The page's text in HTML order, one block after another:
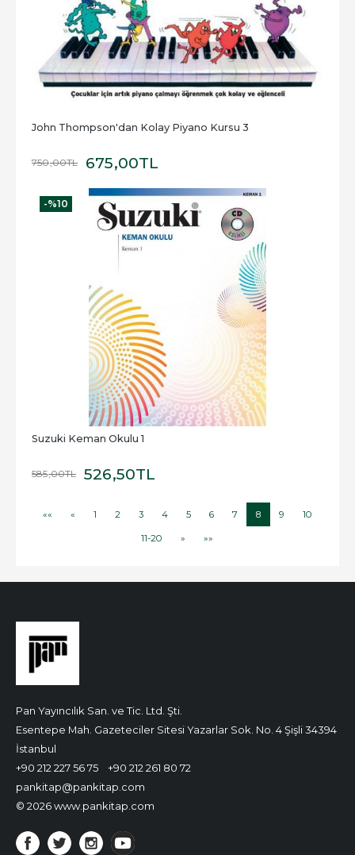
John Thompson'dan Kolay Piyano Kursu 3
750,00TL 675,00TL
-%10
Suzuki Keman Okulu 1
585,00TL 526,50TL
«« « 1 2 3 4 5 6 7 8 9 10
11-20 » »»
Pan Yayıncılık San. ve Tic. Ltd. Şti.
Esentepe Mah. Gazeteciler Sitesi Yazarlar Sok. No. 4 Şişli 34394
İstanbul
+90 212 227 56 75
+90 212 261 80 72
pankitap@pankitap.com
© 2026 www.pankitap.com